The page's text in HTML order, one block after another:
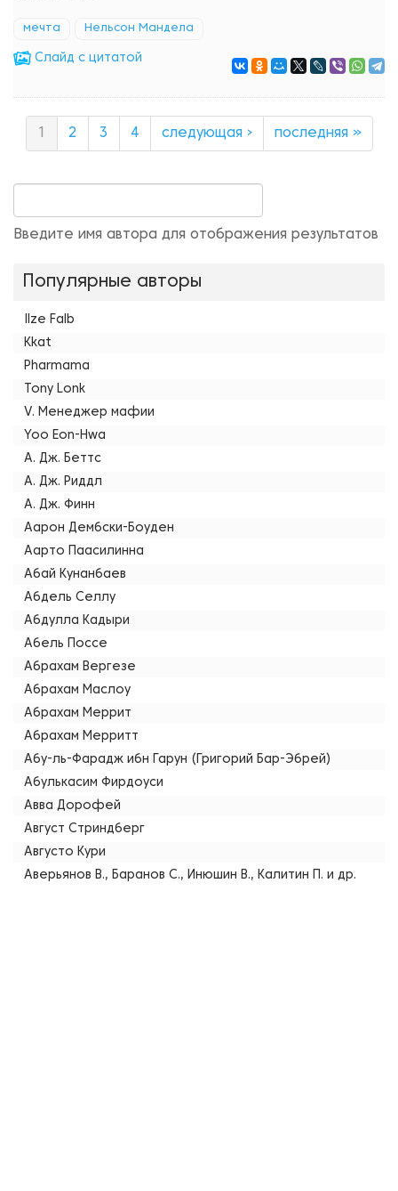
мечта Нельсон Мандела
Cлайд с цитатой
2 3 4 следующая › последняя »
Введите имя автора для отображения результатов
Популярные авторы
Ilze Falb
Kkat
Pharmama
Tony Lonk
V. Менеджер мафии
Yoo Eon-Hwa
А. Дж. Беттс
А. Дж. Риддл
А. Дж. Финн
Аарон Дембски-Боуден
Аарто Паасилинна
Абай Кунанбаев
Абдель Селлу
Абдулла Кадыри
Абель Поссе
Абрахам Вергезе
Абрахам Маслоу
Абрахам Меррит
Абрахам Мерритт
Абу-ль-Фарадж ибн Гарун (Григорий Бар-Эбрей)
Абулькасим Фирдоуси
Авва Дорофей
Август Стриндберг
Августо Кури
Аверьянов В., Баранов С., Инюшин В., Калитин П. и др.